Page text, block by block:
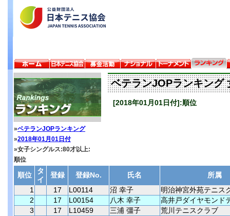
»ベテランJOPランキング
»2018年01月01日付
»女子シングルス:80才以上:
順位
ベテランJOPランキング
[2018年01月01日付]:順位
順位
タ
イ
登録 登録No. 氏名
所属
1
17 L00114 沼 幸子
明治神宮外苑テニス
2
17 L00154 八木 幸子
高井戸ダイヤモンド
3
17 L10459 三浦 彊子
荒川テニスクラブ